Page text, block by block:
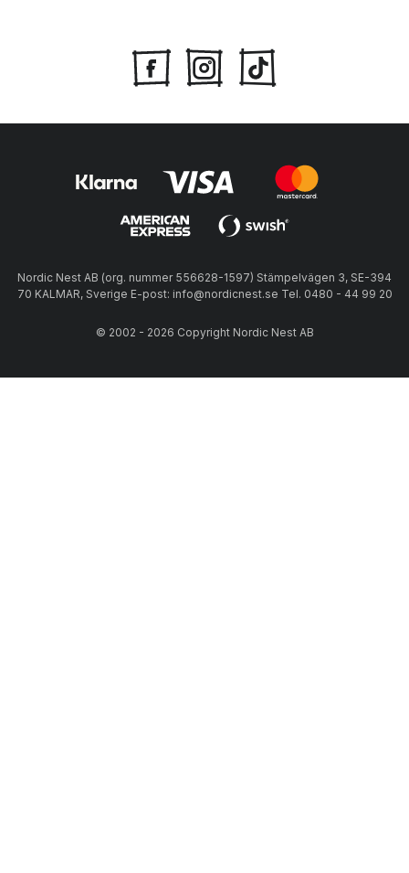
Nordic Nest AB (org. nummer 556628-1597) Stämpelvägen 3, SE-394
70 KALMAR, Sverige E-post: info@nordicnest.se Tel. 0480 - 44 99 20
© 2002 - 2026 Copyright Nordic Nest AB